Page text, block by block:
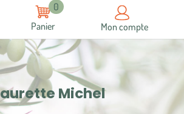
0
Mon compte
Michel